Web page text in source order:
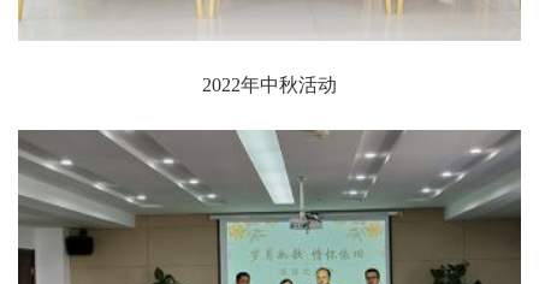
2022年中秋活动